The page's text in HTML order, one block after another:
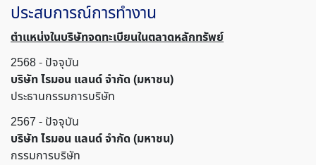
ประสบการณ์การทำงาน
ตำแหน่งในบริษัทจดทะเบียนในตลาดหลักทรัพย์
2568 - ปัจจุบัน
บริษัท ไรมอน แลนด์ จำกัด (มหาชน)
ประธานกรรมการบริษัท
2567 - ปัจจุบัน
บริษัท ไรมอน แลนด์ จำกัด (มหาชน)
กรรมการบริษัท